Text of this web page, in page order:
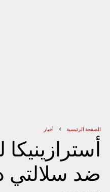
الصفحة الرئيسية أخبار
ضد سلالتي